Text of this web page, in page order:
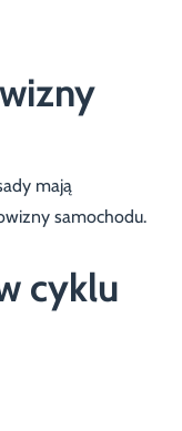
mają
samochodu.
cyklu